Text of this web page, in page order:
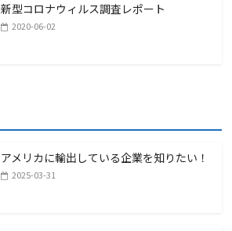
新型コロナウィルス調査レポート
2020-06-02
アメリカに輸出している企業を知りたい！
2025-03-31